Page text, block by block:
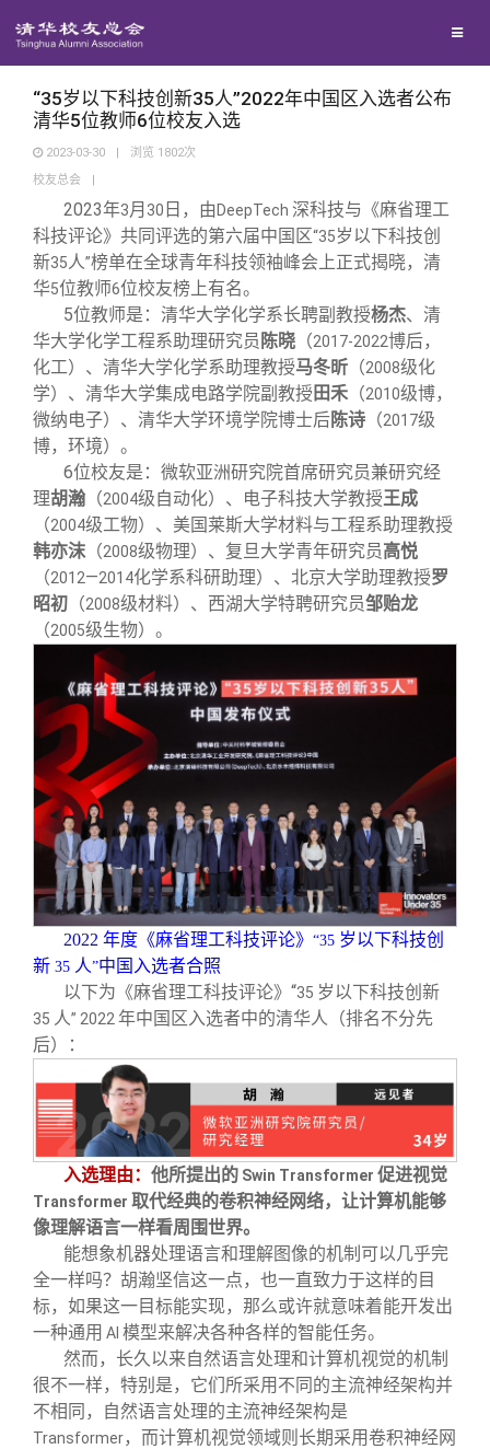
地区联络
年级联络
院系校友工作
专业委员会
兴趣群体
西南联大校友会
回馈母校
捐赠项目
捐赠新闻
捐赠纪事
捐赠方法
义工计划
媒体平台
《清华校友通讯》
《水木清华》
我要订阅
新媒体平台
百年清华
清华人物
清华故事
青春风采
校友文苑
校友讲坛
校友服务
终身学习
信息化服务
三创大赛
实用信息
校友总会
总会简介
会长致辞
总会章程
制度法规
联系我们
关闭
“35岁以下科技创新35人”2022年中国区入选者公布
清华5位教师6位校友入选
2023-03-30 | 浏览 1802次
校友总会
|
2023年3月 30 日，由DeepTech 深科技与《麻省理工
科技评论》共同评选的第六届中国区“35岁以下科技创
新35人”榜单在全球青年科技领袖峰会上正式揭晓，清
华5位教师6位校友榜上有名。
5位教师是：清华大学化学系长聘副教授杨杰、清
华大学化学工程系助理研究员 陈晓 （2017-2022博后，
化工）、清华大学化学系助理教授马冬昕 （2008级化
学）、清华大学集成电路学院副教授 田禾 （2010级博，
微纳电子）、清华大学环境学院博士后陈诗 （2017级
博，环境）。
6位校友是：微软亚洲研究院首席研究员兼研究经
理胡瀚 （2004级自动化）、电子科技大学教授王成
（2004级工物）、美国莱斯大学材料与工程系助理教授
韩亦沫（2008级物理）、复旦大学青年研究员高悦
（2012—2014化学系科研助理）、北京大学助理教授罗
昭初 （2008级材料）、西湖大学特聘研究员邹贻龙
（2005级生物）。
2022 年度《麻省理工科技评论》 “35 岁以下科技创
新 35 人”中国入选者合照
以下为《麻省理工科技评论》“35 岁以下科技创新
35 人” 2022年中国区入选者中的清华人 （排名不分先
后）
：
入选理由： 他所提出的 Swin Transformer 促进视觉
Transformer 取代经典的卷积神经网络，让计算机能够
像理解语言一样看周围世界。
能想象机器处理语言和理解图像的机制可以几乎完
全一样吗？胡瀚坚信这一点，也一直致力于这样的目
标，如果这一目标能实现，那么或许就意味着能开发出
一种通用 AI 模型来解决各种各样的智能任务。
然而，长久以来自然语言处理和计算机视觉的机制
很不一样，特别是，它们所采用不同的主流神经架构并
不相同，自然语言处理的主流神经架构是
Transformer，而计算机视觉领域则长期采用卷积神经网